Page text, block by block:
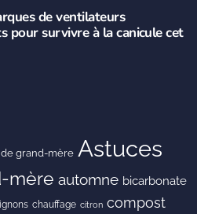
de ventilateurs
pour survivre à la canicule cet
grand-mère Astuces
mère automne bicarbonate
chauffage citron compost